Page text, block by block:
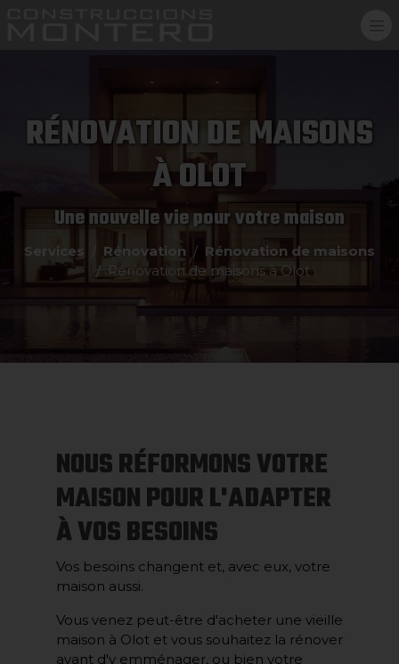
RÉNOVATION DE MAISONS
À OLOT
Une nouvelle vie pour votre maison
Services Rénovation
Rénovation de maisons
Rénovation de maisons à Olot
NOUS RÉFORMONS VOTRE
MAISON POUR L'ADAPTER
À VOS BESOINS
Vos besoins changent et, avec eux, votre
maison aussi.
Vous venez peut-être d'acheter une vieille
maison à Olot et vous souhaitez la rénover
avant d'y emménager, ou bien votre